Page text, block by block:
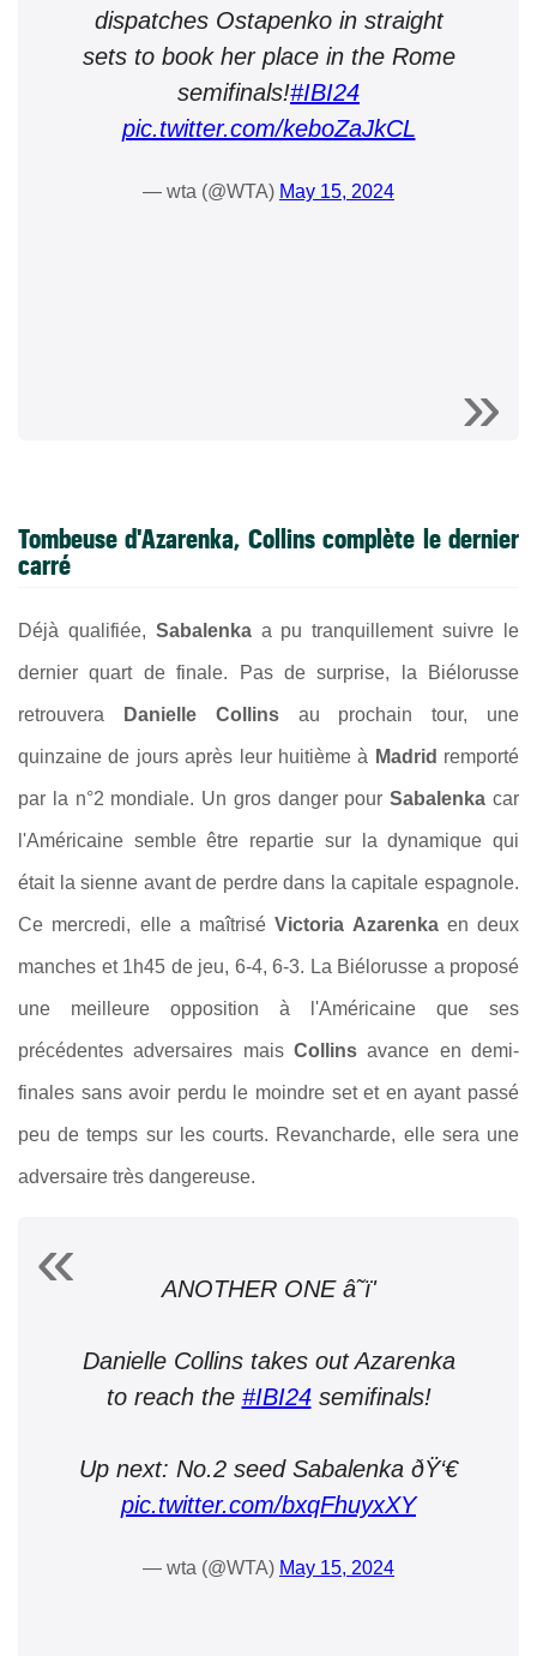
dispatches Ostapenko in straight
sets to book her place in the Rome
semifinals!#IBI24
pic.twitter.com/keboZaJkCL
— wta (@WTA) May 15, 2024
Tombeuse d'Azarenka, Collins complète le dernier
carré
Déjà qualifiée, Sabalenka a pu tranquillement suivre le
dernier quart de finale. Pas de surprise, la Biélorusse
retrouvera Danielle Collins au prochain tour, une
quinzaine de jours après leur huitième à Madrid remporté
par la n°2 mondiale. Un gros danger pourSabalenkacar
l'Américaine semble être repartie sur la dynamique qui
était la sienne avant de perdre dans la capitale espagnole.
Ce mercredi, elle a maîtriséVictoria Azarenkaen deux
manches et 1h45 de jeu, 6-4, 6-3. La Biélorusse a proposé
une meilleure opposition à l'Américaine que ses
précédentes adversaires mais Collinsavance en demi-
finales sans avoir perdu le moindre set et en ayant passé
peu de temps sur les courts. Revancharde, elle sera une
adversaire très dangereuse.
ANOTHER ONE â˜ï'
Danielle Collins takes out Azarenka
to reach the #IBI24semifinals!
Up next: No.2 seed Sabalenka ðŸ‘€
pic.twitter.com/bxqFhuyxXY
— wta (@WTA) May 15, 2024